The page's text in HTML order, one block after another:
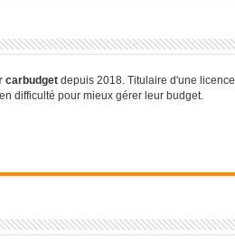
carbudget depuis 2018. Titulaire d'une licence
difficulté pour mieux gérer leur budget.